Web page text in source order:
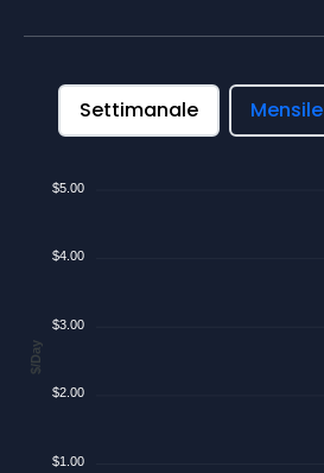
Settimanale Mensile
$5.00
$4.00
$3.00
$2.00
$1.00
$/Day